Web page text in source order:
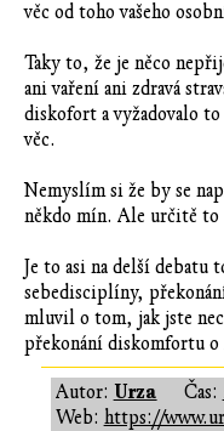
věc od toho vašeho
Taky to, že je něco
ani vaření ani zdravá
diskofort a vyžadovalo
věc.
Nemyslím si že by se
někdo mín. Ale určitě to
Je to asi na delší
sebedisciplíny,
mluvil o tom, jak jste
překonání diskomfortu
Autor: Urza Čas:
Web: https://